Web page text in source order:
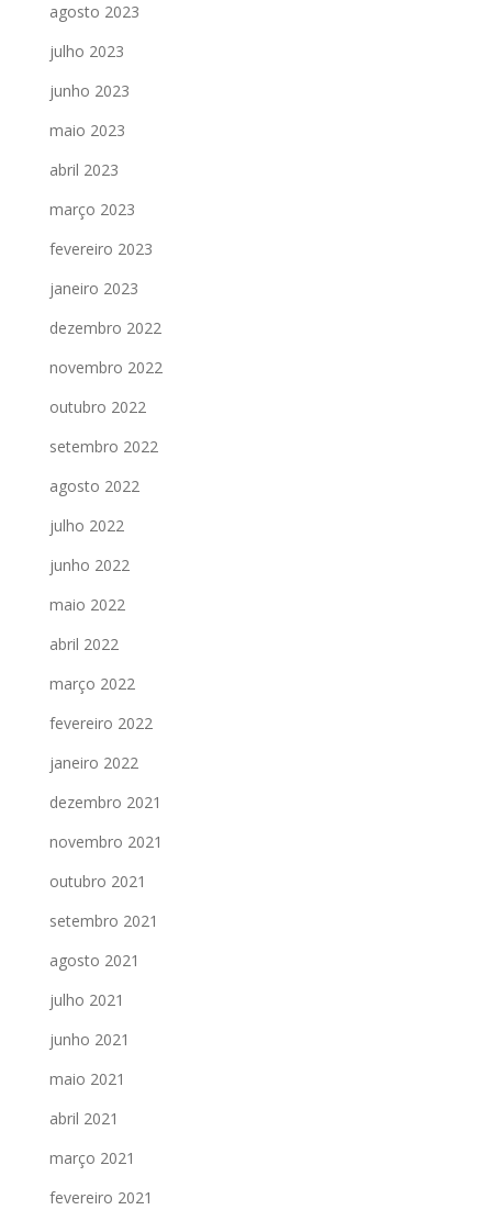
agosto 2023
julho 2023
junho 2023
maio 2023
abril 2023
março 2023
fevereiro 2023
janeiro 2023
dezembro 2022
novembro 2022
outubro 2022
setembro 2022
agosto 2022
julho 2022
junho 2022
maio 2022
abril 2022
março 2022
fevereiro 2022
janeiro 2022
dezembro 2021
novembro 2021
outubro 2021
setembro 2021
agosto 2021
julho 2021
junho 2021
maio 2021
abril 2021
março 2021
fevereiro 2021